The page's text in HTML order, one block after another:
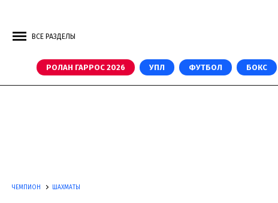
ВСЕ РАЗДЕЛЫ
РОЛАН ГАРРОС 2026 УПЛ ФУТБОЛ БОКС
ЧЕМПИОН ШАХМАТЫ